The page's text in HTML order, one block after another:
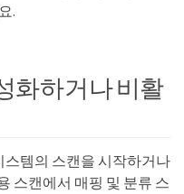
.
화하거나 비활
템의 스캔을 시작하거나
스캔에서 매핑 및 분류 스